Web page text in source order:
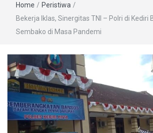
Home / Peristiwa /
Bekerja Iklas, Sinergitas TNI – Polri di Kediri
Sembako di Masa Pandemi